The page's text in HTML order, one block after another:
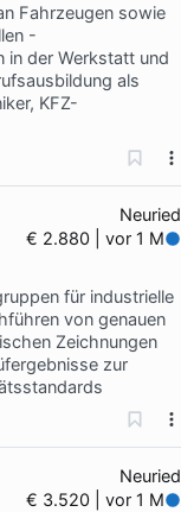
Fahrzeugen sowie
-
in der Werkstatt und
als
KFZ-
Neuried
€ 2.880 | vor 1 M
für industrielle
von genauen
Zeichnungen
zur
Neuried
€ 3.520 | vor 1 M